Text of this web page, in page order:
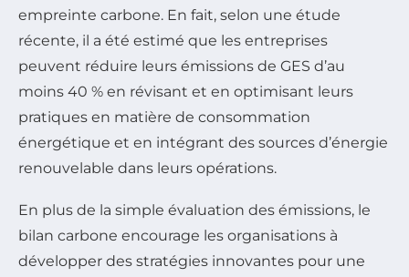
empreinte carbone. En fait, selon une étude
récente, il a été estimé que les entreprises
peuvent réduire leurs émissions de GES d’au
moins 40 % en révisant et en optimisant leurs
pratiques en matière de consommation
énergétique et en intégrant des sources d’énergie
renouvelable dans leurs opérations.
En plus de la simple évaluation des émissions, le
bilan carbone encourage les organisations à
développer des stratégies innovantes pour une